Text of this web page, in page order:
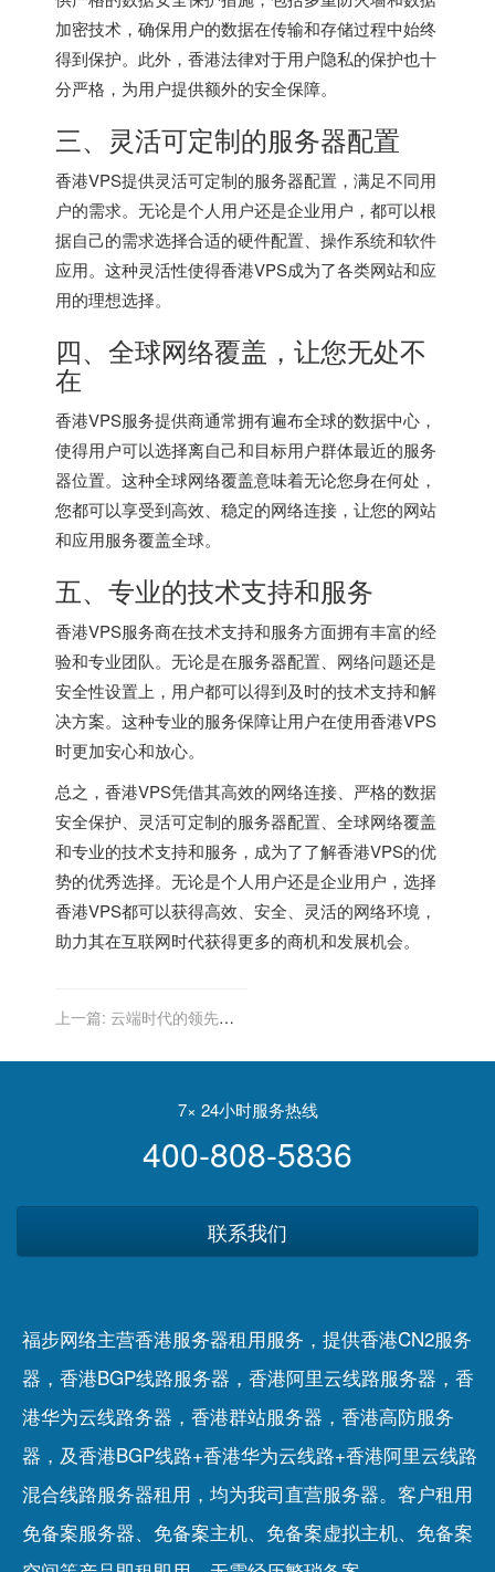
加密技术，确保用户的数据在传输和存储过程中始终
得到保护。此外，香港法律对于用户隐私的保护也十
分严格，为用户提供额外的安全保障。
三、灵活可定制的服务器配置
香港VPS提供灵活可定制的服务器配置，满足不同用
户的需求。无论是个人用户还是企业用户，都可以根
据自己的需求选择合适的硬件配置、操作系统和软件
应用。这种灵活性使得香港VPS成为了各类网站和应
用的理想选择。
四、全球网络覆盖，让您无处不
在
香港VPS服务提供商通常拥有遍布全球的数据中心，
使得用户可以选择离自己和目标用户群体最近的服务
器位置。这种全球网络覆盖意味着无论您身在何处，
您都可以享受到高效、稳定的网络连接，让您的网站
和应用服务覆盖全球。
五、专业的技术支持和服务
香港VPS服务商在技术支持和服务方面拥有丰富的经
验和专业团队。无论是在服务器配置、网络问题还是
安全性设置上，用户都可以得到及时的技术支持和解
决方案。这种专业的服务保障让用户在使用香港VPS
时更加安心和放心。
总之，香港VPS凭借其高效的网络连接、严格的数据
安全保护、灵活可定制的服务器配置、全球网络覆盖
和专业的技术支持和服务，成为了了解香港VPS的优
势的优秀选择。无论是个人用户还是企业用户，选择
香港VPS都可以获得高效、安全、灵活的网络环境，
助力其在互联网时代获得更多的商机和发展机会。
上一篇: 云端时代的领先
7× 24小时服务热线
400-808-5836
联系我们
福步网络主营香港服务器租用服务，提供香港CN2服务
器，香港BGP线路服务器，香港阿里云线路服务器，香
港华为云线路务器，香港群站服务器，香港高防服务
器，及香港BGP线路+香港华为云线路+香港阿里云线路
混合线路服务器租用，均为我司直营服务器。客户租用
免备案服务器、 免备案主机、 免备案虚拟主机、 免备案